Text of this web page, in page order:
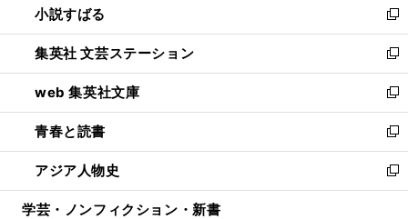
く
で
開
く
い
ウ
ィ
ン
ド
ウ
で
開
く
小説すばる
新
し
い
ウ
ィ
ン
ド
ウ
で
開
集英社 文芸ステーション
新
し
い
ウ
ィ
ン
ド
ウ
web 集英社文庫
新
し
い
ウ
ィ
ン
青春と読書
新
し
い
ウ
アジア人物史
新
し
学芸・ノンフィクション・新書